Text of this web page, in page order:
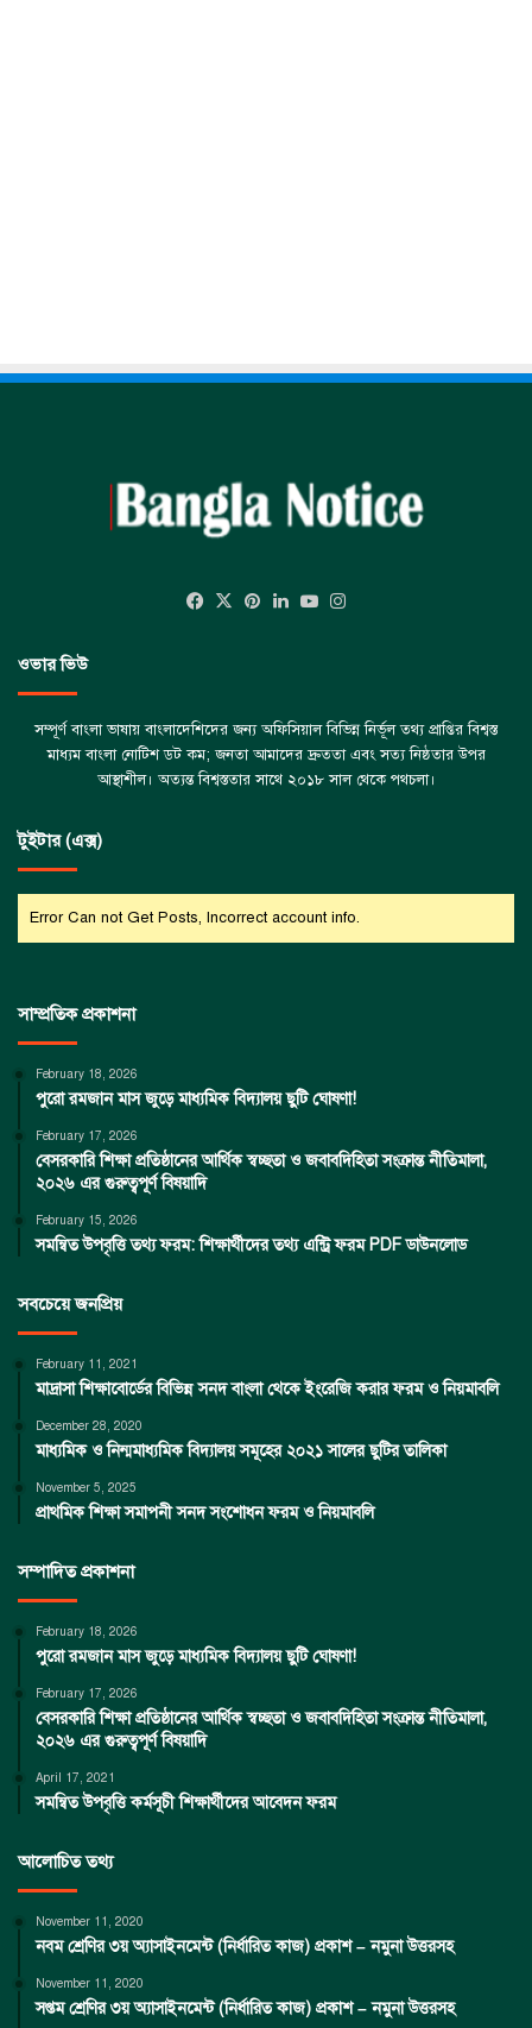
Facebook
X Pinterest
LinkedInYouTube
ওভার ভিউ
সম্পূর্ণ বাংলা ভাষায় বাংলাদেশিদের জন্য অফিসিয়াল বিভিন্ন নির্ভূল তথ্য প্রাপ্তির বিশ্বস্ত
মাধ্যম বাংলা নোটিশ ডট কম; জনতা আমাদের দ্রুততা এবং সত্য নিষ্ঠতার উপর
আস্থাশীল। অত্যন্ত বিশ্বস্ততার সাথে ২০১৮ সাল থেকে পথচলা।
টুইটার (এক্স)
Error Can not Get Posts, Incorrect account info.
সাম্প্রতিক প্রকাশনা
February 18, 2026
পুরো রমজান মাস জুড়ে মাধ্যমিক বিদ্যালয় ছুটি ঘোষণা!
February 17, 2026
বেসরকারি শিক্ষা প্রতিষ্ঠানের আর্থিক স্বচ্ছতা ও জবাবদিহিতা সংক্রান্ত নীতিমালা,
২০২৬ এর গুরুত্বপূর্ণ বিষয়াদি
February 15, 2026
সমন্বিত উপবৃত্তি তথ্য ফরম: শিক্ষার্থীদের তথ্য এন্ট্রি ফরম PDF ডাউনলোড
সবচেয়ে জনপ্রিয়
February 11, 2021
মাদ্রাসা শিক্ষাবোর্ডের বিভিন্ন সনদ বাংলা থেকে ইংরেজি করার ফরম ও নিয়মাবলি
December 28, 2020
মাধ্যমিক ও নিন্মমাধ্যমিক বিদ্যালয় সমূহের ২০২১ সালের ছুটির তালিকা
November 5, 2025
প্রাথমিক শিক্ষা সমাপনী সনদ সংশোধন ফরম ও নিয়মাবলি
সম্পাদিত প্রকাশনা
February 18, 2026
পুরো রমজান মাস জুড়ে মাধ্যমিক বিদ্যালয় ছুটি ঘোষণা!
February 17, 2026
বেসরকারি শিক্ষা প্রতিষ্ঠানের আর্থিক স্বচ্ছতা ও জবাবদিহিতা সংক্রান্ত নীতিমালা,
২০২৬ এর গুরুত্বপূর্ণ বিষয়াদি
April 17, 2021
সমন্বিত উপবৃত্তি কর্মসূচী শিক্ষার্থীদের আবেদন ফরম
আলোচিত তথ্য
November 11, 2020
নবম শ্রেণির ৩য় অ্যাসাইনমেন্ট (নির্ধারিত কাজ) প্রকাশ – নমুনা উত্তরসহ
November 11, 2020
সপ্তম শ্রেণির ৩য় অ্যাসাইনমেন্ট (নির্ধারিত কাজ) প্রকাশ – নমুনা উত্তরসহ